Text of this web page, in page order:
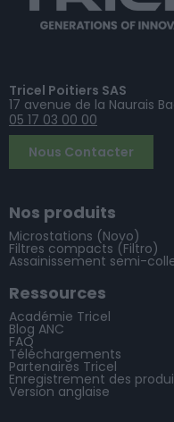
Tricel Poitiers SAS
17 avenue de la Naurais
05 17 03 00 00
Nous Contacter
Nos produits
Microstations (Novo)
Filtres compacts (Filtro)
Assainissement semi-
Ressources
Académie Tricel
Blog ANC
FAQ
Téléchargements
Partenaires Tricel
Enregistrement des
Version anglaise